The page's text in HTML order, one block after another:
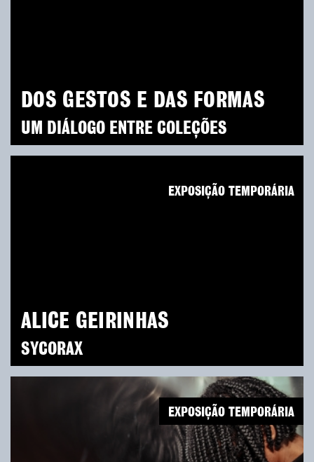
DOS GESTOS E DAS FORMAS
UM DIÁLOGO ENTRE COLEÇÕES
ALICE GEIRINHAS
SYCORAX
EXPOSIÇÃO TEMPORÁRIA
EXPOSIÇÃO TEMPORÁRIA